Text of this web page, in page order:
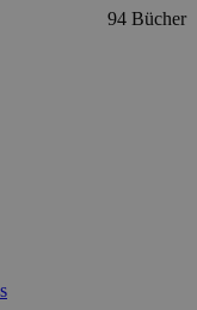
94 Bücher